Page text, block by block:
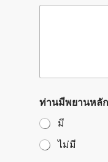
ท่านมีพยานหลั
มี
ไม่มี